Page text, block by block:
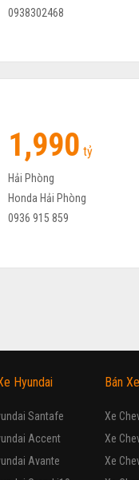
0938302468
1,990 tỷ
Hải Phòng
Honda Hải Phòng
0936 915 859